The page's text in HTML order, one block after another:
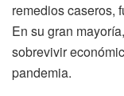
remedios caseros,
En su gran
sobrevivir
pandemia.